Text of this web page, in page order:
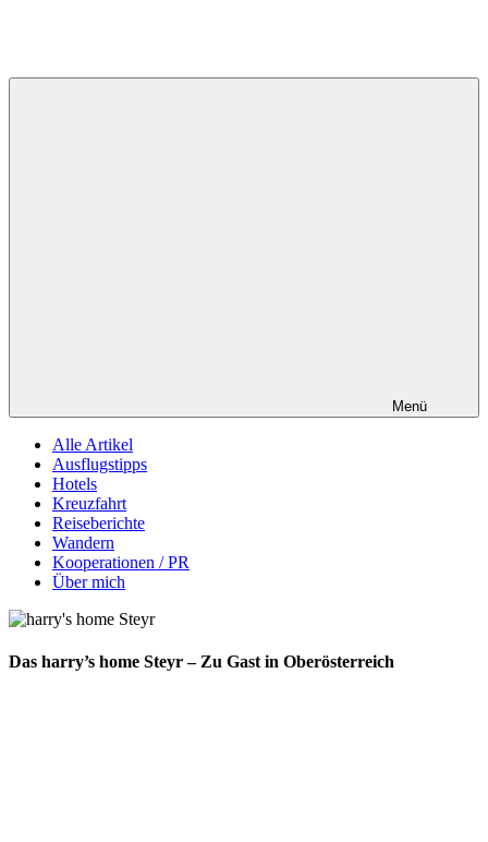
Menü
Alle Artikel
Ausflugstipps
Hotels
Kreuzfahrt
Reiseberichte
Wandern
Kooperationen / PR
Über mich
Das harry’s home Steyr – Zu Gast in Oberösterreich